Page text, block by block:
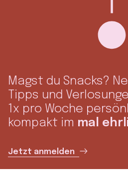
Magst du Snacks?
Tipps und
1x pro Woche
kompakt im mal
Jetzt anmelden